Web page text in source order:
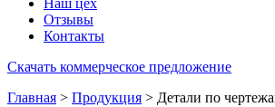
Наш цех
Отзывы
Контакты
Скачать коммерческое предложение
Главная > Продукция > Детали по